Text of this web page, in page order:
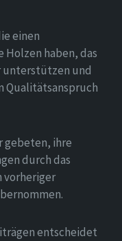
einen
Holzen haben, das
unterstützen und
Qualitätsanspruch
gebeten, ihre
durch das
vorheriger
entscheidet